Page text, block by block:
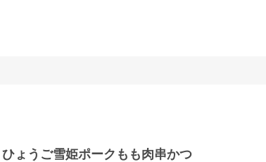
ひょうご雪姫ポークもも肉串かつ